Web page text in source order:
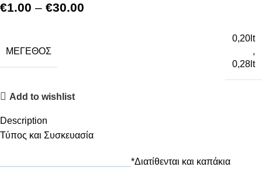
€1.00 – €30.00
ΜΈΓΕΘΟΣ
0,20lt
,
0,28lt
Add to wishlist
Description
Τύπος και Συσκευασία
*Διατίθενται και καπάκια